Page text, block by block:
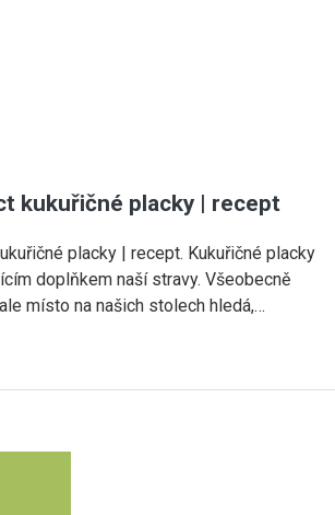
kukuřičné placky | recept
placky | recept. Kukuřičné placky
doplňkem naší stravy. Všeobecně
místo na našich stolech hledá,…